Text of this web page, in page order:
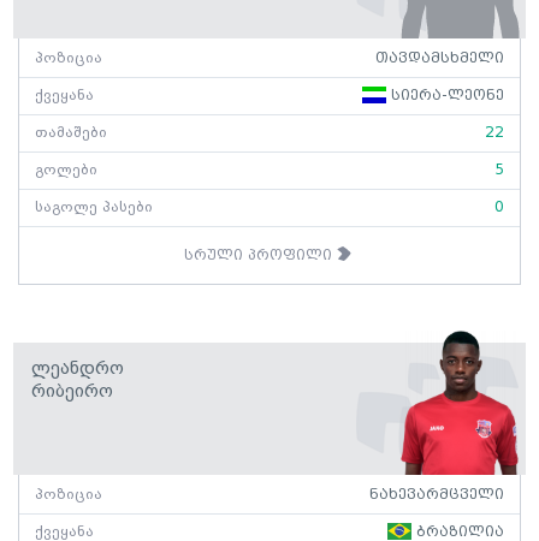
პოზიცია თავდამსხმელი
ქვეყანა სიერა-ლეონე
თამაშები 22
გოლები 5
საგოლე პასები 0
სრული პროფილი
Ლეანდრო
Რიბეირო
პოზიცია ნახევარმცველი
ქვეყანა ბრაზილია